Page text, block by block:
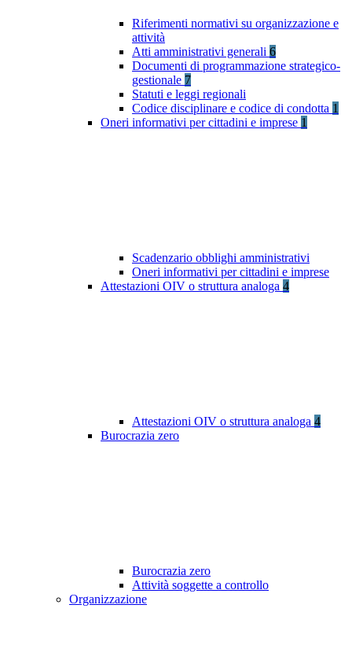
Riferimenti normativi su organizzazione e
attività
Atti amministrativi generali 6
Documenti di programmazione strategico-
gestionale 7
Statuti e leggi regionali
Codice disciplinare e codice di condotta 1
Oneri informativi per cittadini e imprese 1
Scadenzario obblighi amministrativi
Oneri informativi per cittadini e imprese
Attestazioni OIV o struttura analoga 4
Attestazioni OIV o struttura analoga 4
Burocrazia zero
Burocrazia zero
Attività soggette a controllo
Organizzazione